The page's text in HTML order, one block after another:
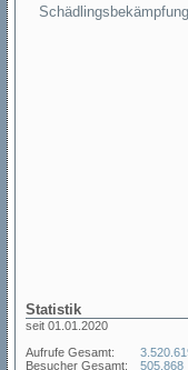
Schädlingsbekämpfung
Statistik
seit 01.01.2020
Aufrufe Gesamt:
Besucher Gesamt:
505.868